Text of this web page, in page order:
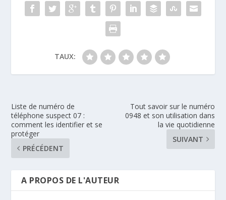
TAUX:
Liste de numéro de
téléphone suspect 07 :
comment les identifier et se
protéger
PRÉCÉDENT
Tout savoir sur le numéro
0948 et son utilisation dans
la vie quotidienne
SUIVANT
A PROPOS DE L'AUTEUR